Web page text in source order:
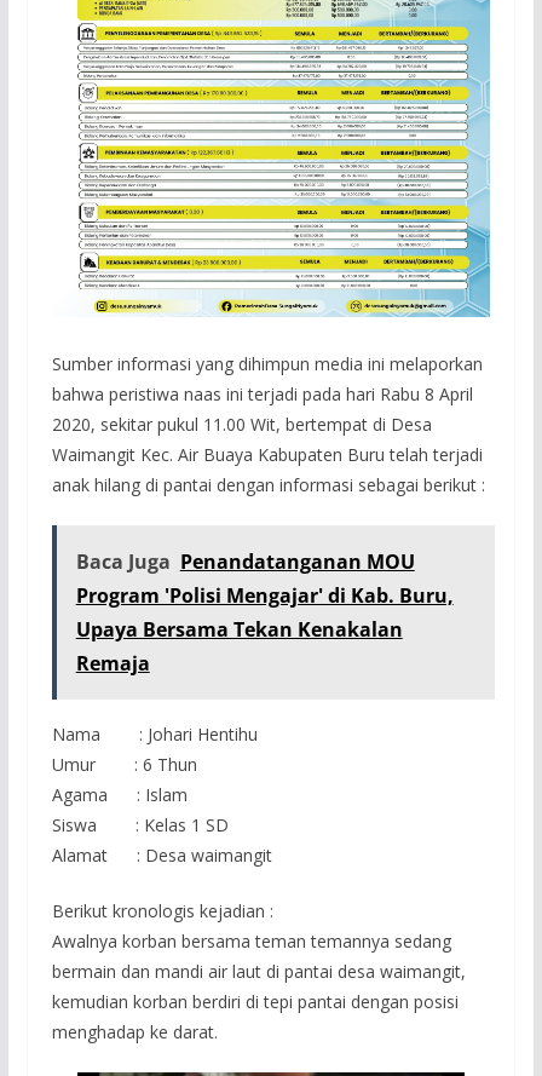
Sumber informasi yang dihimpun media ini melaporkan
bahwa peristiwa naas ini terjadi pada hari Rabu 8 April
2020, sekitar pukul 11.00 Wit, bertempat di Desa
Waimangit Kec. Air Buaya Kabupaten Buru telah terjadi
anak hilang di pantai dengan informasi sebagai berikut :
Baca Juga Penandatanganan MOU
Program 'Polisi Mengajar' di Kab. Buru,
Upaya Bersama Tekan Kenakalan
Remaja
Nama : Johari Hentihu
Umur : 6 Thun
Agama : Islam
Siswa : Kelas 1 SD
Alamat : Desa waimangit
Berikut kronologis kejadian :
Awalnya korban bersama teman temannya sedang
bermain dan mandi air laut di pantai desa waimangit,
kemudian korban berdiri di tepi pantai dengan posisi
menghadap ke darat.